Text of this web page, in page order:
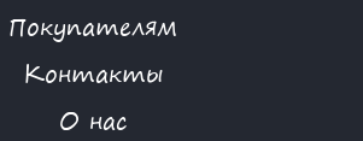
Покупателям
Контакты
О нас